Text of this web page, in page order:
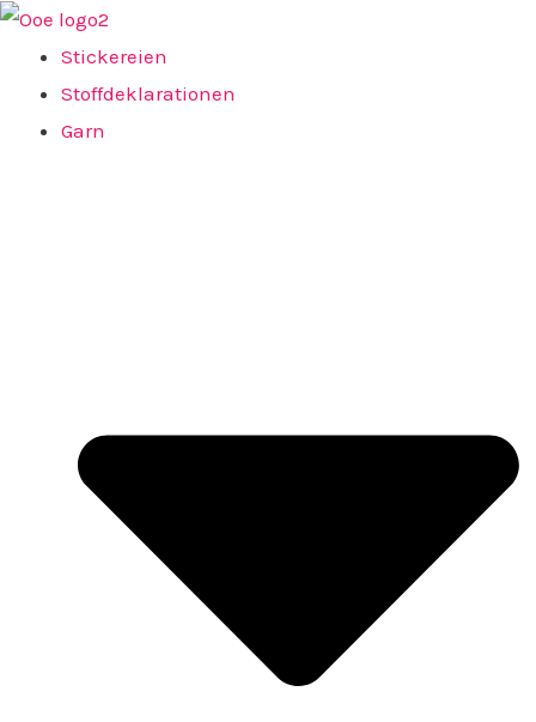
Zum
Inhalt
springen
Stickereien
Stoffdeklarationen
Garn